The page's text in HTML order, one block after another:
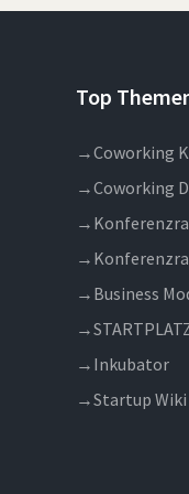
Top
→Coworking
→Coworking
→
→
→ Business
→
→ Inkubator
→Startup Wiki